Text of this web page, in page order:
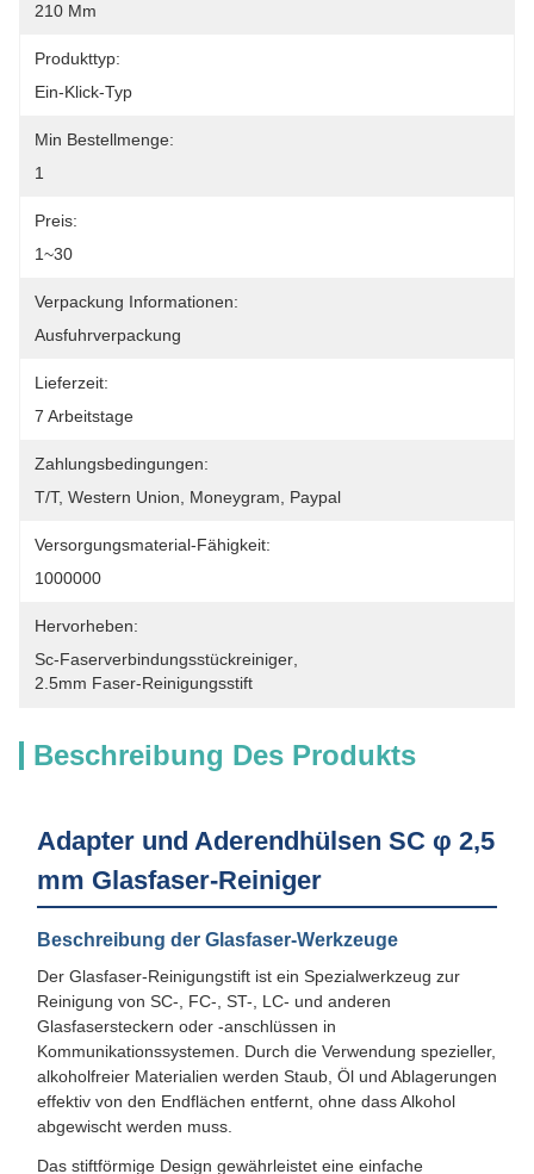
210 Mm
Produkttyp:
Ein-Klick-Typ
Min Bestellmenge:
1
Preis:
1~30
Verpackung Informationen:
Ausfuhrverpackung
Lieferzeit:
7 Arbeitstage
Zahlungsbedingungen:
T/T, Western Union, Moneygram, Paypal
Versorgungsmaterial-Fähigkeit:
1000000
Hervorheben:
Sc-Faserverbindungsstückreiniger
2.5mm Faser-Reinigungsstift
Beschreibung Des Produkts
Adapter und Aderendhülsen SC φ 2,5
mm Glasfaser-Reiniger
Beschreibung der Glasfaser-Werkzeuge
Der Glasfaser-Reinigungstift ist ein Spezialwerkzeug zur
Reinigung von SC-, FC-, ST-, LC- und anderen
Glasfasersteckern oder -anschlüssen in
Kommunikationssystemen. Durch die Verwendung spezieller,
alkoholfreier Materialien werden Staub, Öl und Ablagerungen
effektiv von den Endflächen entfernt, ohne dass Alkohol
abgewischt werden muss.
Das stiftförmige Design gewährleistet eine einfache